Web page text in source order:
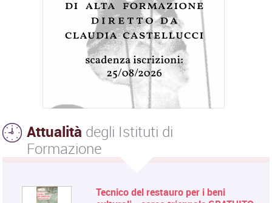
Attualità degli Istituti di
Formazione
Tecnico del restauro per i beni